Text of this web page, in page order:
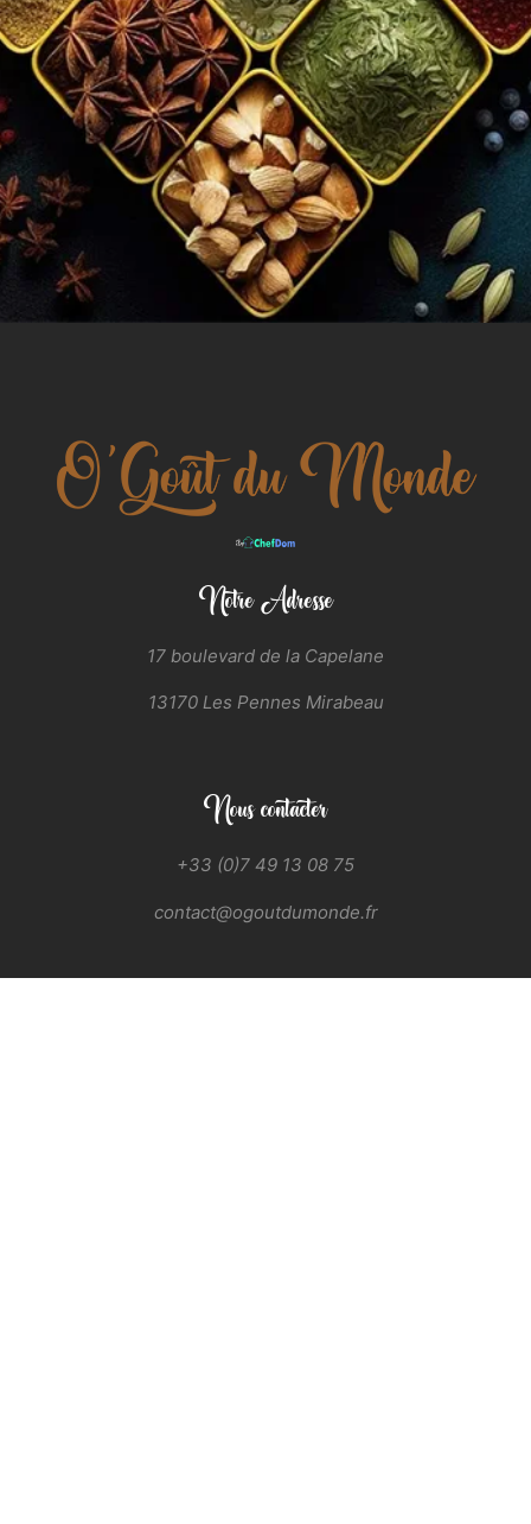
Notre Adresse
17 boulevard de la Capelane
13170 Les Pennes Mirabeau
Nous contacter
+33 (0)7 49 13 08 75
contact@ogoutdumonde.fr